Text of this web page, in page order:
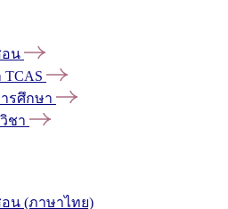
อน
รศึกษา
ชา
น (ภาษาไทย)